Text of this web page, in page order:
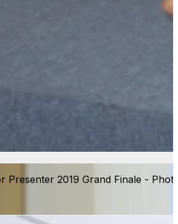
Presenter 2019 Grand Finale -